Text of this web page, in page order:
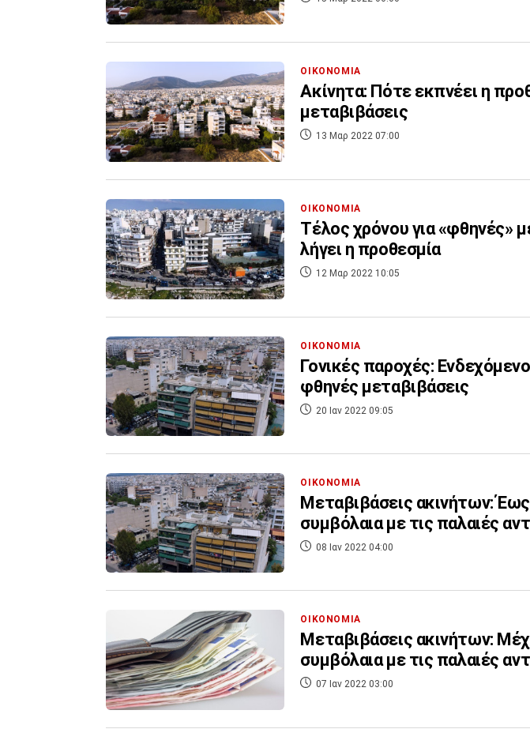
ΟΙΚΟΝΟΜΙΑ
Ακίνητα: Πότε εκπνέει η
μεταβιβάσεις
13 Μαρ 2022 07:00
ΟΙΚΟΝΟΜΙΑ
Τέλος χρόνου για «φθηνές»
λήγει η προθεσμία
12 Μαρ 2022 10:05
ΟΙΚΟΝΟΜΙΑ
Γονικές παροχές:
φθηνές μεταβιβάσεις
20 Ιαν 2022 09:05
ΟΙΚΟΝΟΜΙΑ
Μεταβιβάσεις ακινήτων:
συμβόλαια με τις παλαιές
08 Ιαν 2022 04:00
ΟΙΚΟΝΟΜΙΑ
Μεταβιβάσεις ακινήτων:
συμβόλαια με τις παλαιές
07 Ιαν 2022 03:00